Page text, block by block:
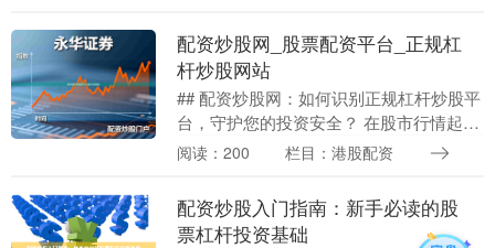
公共服....
配资炒股网_股票配资平台_正规杠
杆炒股网站
## 配资炒股网：如何识别正规杠杆炒股平
台，守护您的投资安全？ 在股市行情起伏
不定的今天，越来越多的投资者开始关注
入“配资炒....
阅读：200 栏目：港股配资
配资炒股入门指南：新手必读的股
票杠杆投资基础